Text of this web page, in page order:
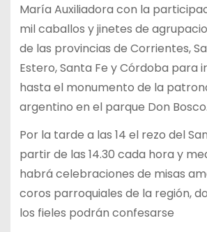
María Auxiliadora con la
mil caballos y jinetes de
de las provincias de Corrientes,
Estero, Santa Fe y Córdoba para
hasta el monumento de la
argentino en el parque Don Bosco.
Por la tarde a las 14 el rezo del
partir de las 14.30 cada hora y
habrá celebraciones de misas
coros parroquiales de la región,
los fieles podrán confesarse